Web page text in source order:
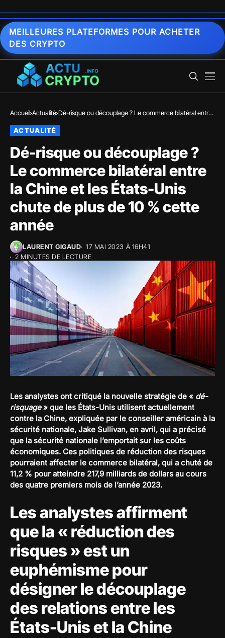
MEILLEURES PLATEFORMES POUR ACHETER
DES CRYPTO
Accueil Actualité Dé-risque ou découplage ? Le commerce bilatéral entre
ACTUALITÉ
Dé-risque ou découplage ?
Le commerce bilatéral entre
la Chine et les États-Unis
chute de plus de 10 % cette
année
LAURENT GIGAUD
17 MAI 2023 À 16H41
2 MINUTES DE LECTURE
Les analystes ont critiqué la nouvelle stratégie de « dé-
risquage» que les États-Unis utilisent actuellement
contre la Chine, expliquée par le conseiller américain à la
sécurité nationale, Jake Sullivan, en avril, qui a précisé
que la sécurité nationale l’emportait sur les coûts
économiques. Ces politiques de réduction des risques
pourraient affecter le commerce bilatéral, qui a chuté de
11,2 % pour atteindre 217,9 milliards de dollars au cours
des quatre premiers mois de l’année 2023.
Les analystes affirment
que la « réduction des
risques » est un
euphémisme pour
désigner le découplage
des relations entre les
États-Unis et la Chine